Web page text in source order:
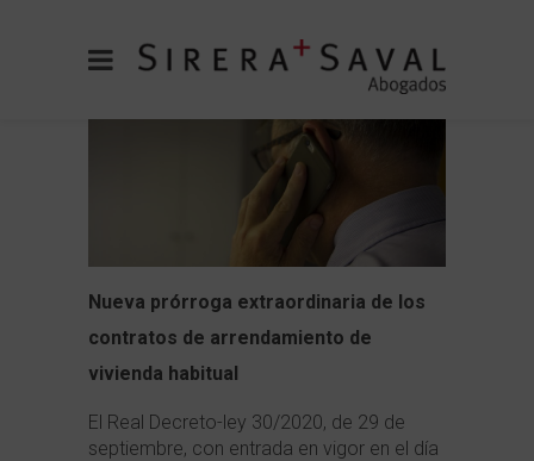
Nueva prórroga extraordinaria de los
contratos de arrendamiento de
vivienda habitual
El Real Decreto-ley 30/2020, de 29 de
septiembre, con entrada en vigor en el día